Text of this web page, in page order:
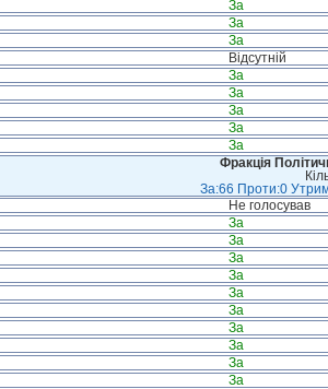
За
За
За
Відсутній
За
За
За
За
За
Фракція
За:66 Проти:0
Не голосував
За
За
За
За
За
За
За
За
За
За